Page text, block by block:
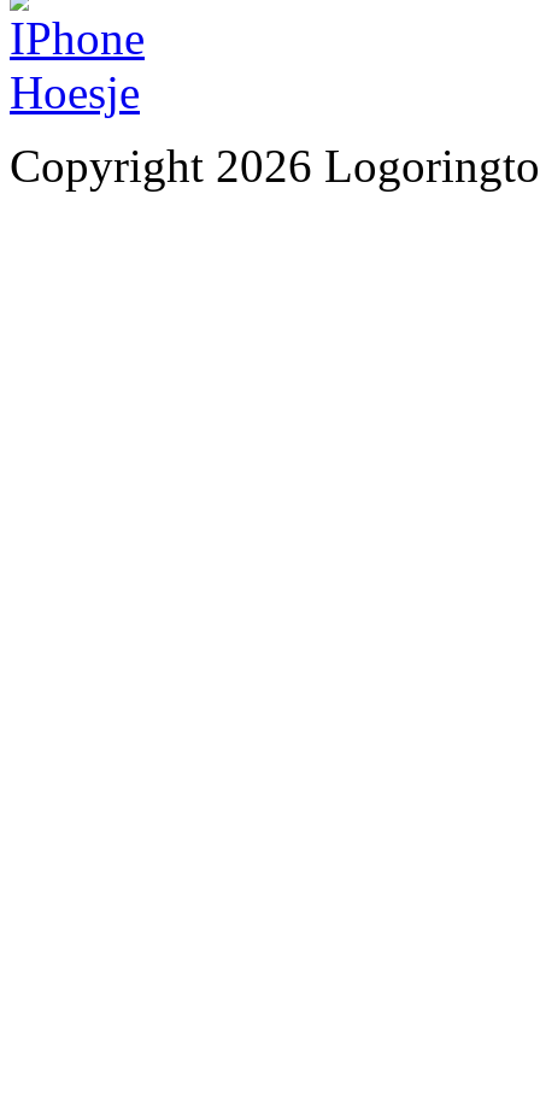
Copyright 2026